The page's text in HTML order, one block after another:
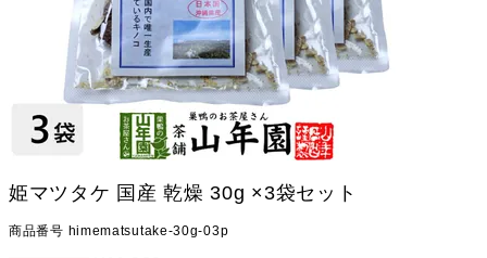
姫マツタケ 国産 乾燥 30g ×3袋セット
商品番号 himematsutake-30g-03p